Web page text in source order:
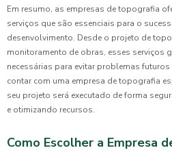
Em resumo, as empresas de topografia
serviços que são essenciais para o
desenvolvimento. Desde o projeto de
monitoramento de obras, esses serviços
necessárias para evitar problemas
contar com uma empresa de topografia
seu projeto será executado de forma
e otimizando recursos.
Como Escolher a Empresa